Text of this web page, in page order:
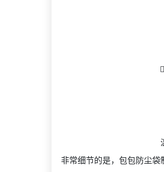
非常细节的是，包包防尘